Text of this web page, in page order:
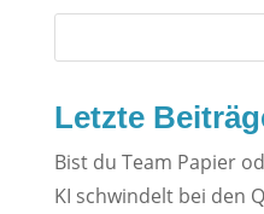
Letzte
Bist du Team Papier
KI schwindelt bei den